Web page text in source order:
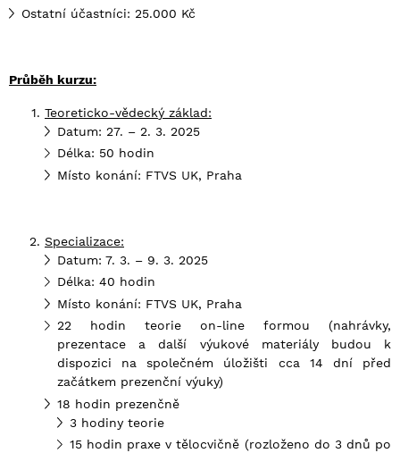
Ostatní účastníci: 25.000 Kč
Průběh kurzu:
Teoreticko-vědecký základ:
Datum: 27. – 2. 3. 2025
Délka: 50 hodin
Místo konání: FTVS UK, Praha
Specializace:
Datum: 7. 3. – 9. 3. 2025
Délka: 40 hodin
Místo konání: FTVS UK, Praha
22 hodin teorie on-line formou (nahrávky,
prezentace a další výukové materiály budou k
dispozici na společném úložišti cca 14 dní před
začátkem prezenční výuky)
18 hodin prezenčně
3 hodiny teorie
15 hodin praxe v tělocvičně (rozloženo do 3 dnů po